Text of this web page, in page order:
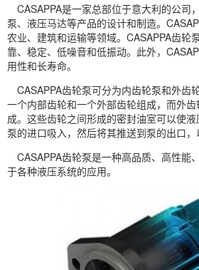
CASAPPA是一家总部位于意大利的公司
泵、液压马达等产品的设计和制造。
农业、建筑和运输等领域。CASAPPA齿轮
靠、稳定、低噪音和低振动。此外，
用性和长寿命。
CASAPPA齿轮泵可分为内齿轮泵和外齿
一个内部齿轮和一个外部齿轮组成，而外
成。这些齿轮之间形成的密封油室可以使
泵的进口吸入，然后将其推送到泵的出口，
CASAPPA齿轮泵是一种高品质、高性能
于各种液压系统的应用。